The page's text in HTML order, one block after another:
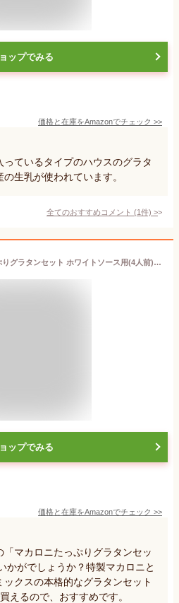
ップでみる
価格と在庫をAmazonでチェック >>
ているタイプのハウスのグラタ
生乳が使われています。
全てのおすすめコメント (1件) >
マ・マー マカロニたっぷりグラタンセット ホワイトソース用(4人前) 172g×6個
ップでみる
価格と在庫をAmazonでチェック >>
「マカロニたっぷりグラタンセッ
かがでしょうか？特製マカロニと
クスの本格的なグラタンセット
えるので、おすすめです。